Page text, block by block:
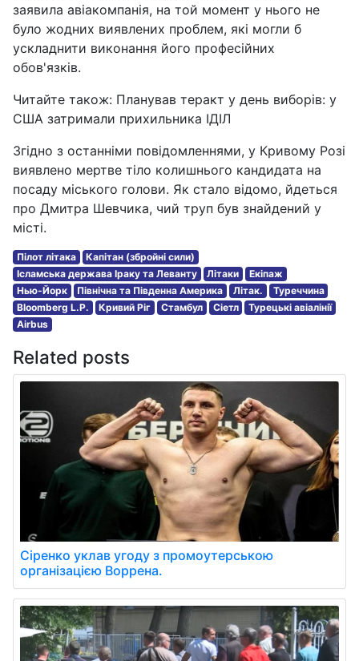
заявила авіакомпанія, на той момент у нього не
було жодних виявлених проблем, які могли б
ускладнити виконання його професійних
обов'язків.
Читайте також: Планував теракт у день виборів: у
США затримали прихильника ІДІЛ
Згідно з останніми повідомленнями, у Кривому Розі
виявлено мертве тіло колишнього кандидата на
посаду міського голови. Як стало відомо, йдеться
про Дмитра Шевчика, чий труп був знайдений у
місті.
Пілот літака
Капітан (збройні сили)
Ісламська держава Іраку та Леванту
Літаки
Екіпаж
Нью-Йорк
Північна та Південна Америка Літак.
Туреччина
Bloomberg L.P.
Кривий Ріг Стамбул Сіетл
Турецькі авіалінії
Airbus
Related posts
Сіренко уклав угоду з промоутерською
організацією Воррена.